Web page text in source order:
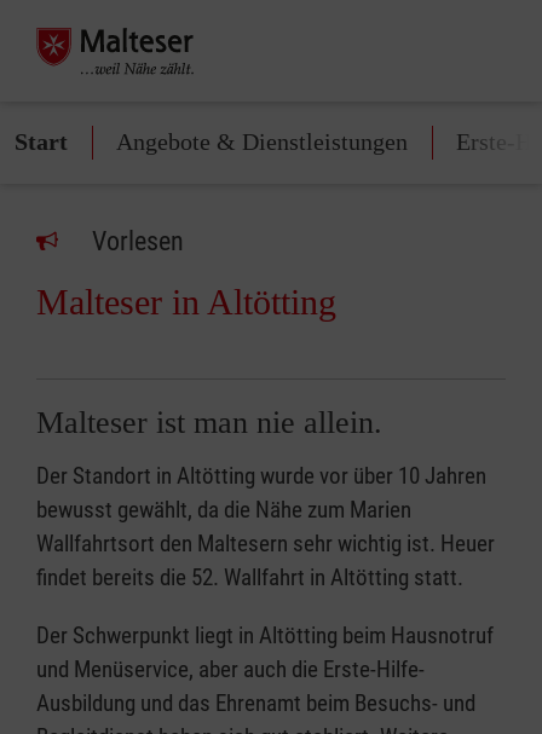
Start Angebote & Dienstleistungen Erste-
Vorlesen
Malteser in Altötting
Malteser ist man nie allein.
Der Standort in Altötting wurde vor über 10 Jahren
bewusst gewählt, da die Nähe zum Marien
Wallfahrtsort den Maltesern sehr wichtig ist. Heuer
findet bereits die 52. Wallfahrt in Altötting statt.
Der Schwerpunkt liegt in Altötting beim Hausnotruf
und Menüservice, aber auch die Erste-Hilfe-
Ausbildung und das Ehrenamt beim Besuchs- und